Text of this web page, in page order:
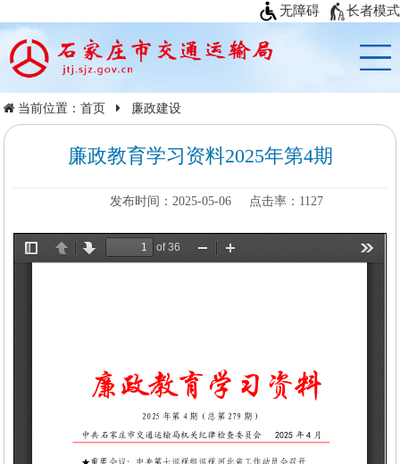
无障碍 长者模式
当前位置：首页 廉政建设
廉政教育学习资料2025年第4期
发布时间：2025-05-06点击率： 1127